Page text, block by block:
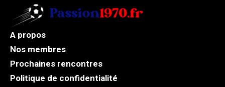
A propos
Nos membres
Prochaines rencontres
Politique de confidentialité